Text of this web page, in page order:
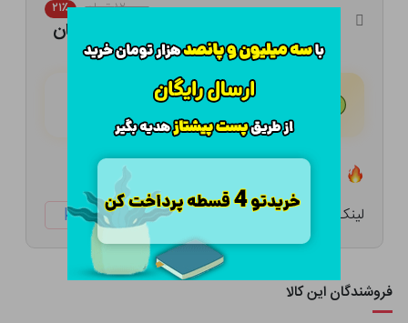
۱۲۰,۰۰۰ تومان ۲۱٪
هـر قسط با تــرب‌پــی:
۴ قسط مــاهـانـه؛ بـدون سـود، چـک و ضـامـن
لینک کوتاه: ketabtala.com/sbp-54538
فروشندگان این کالا